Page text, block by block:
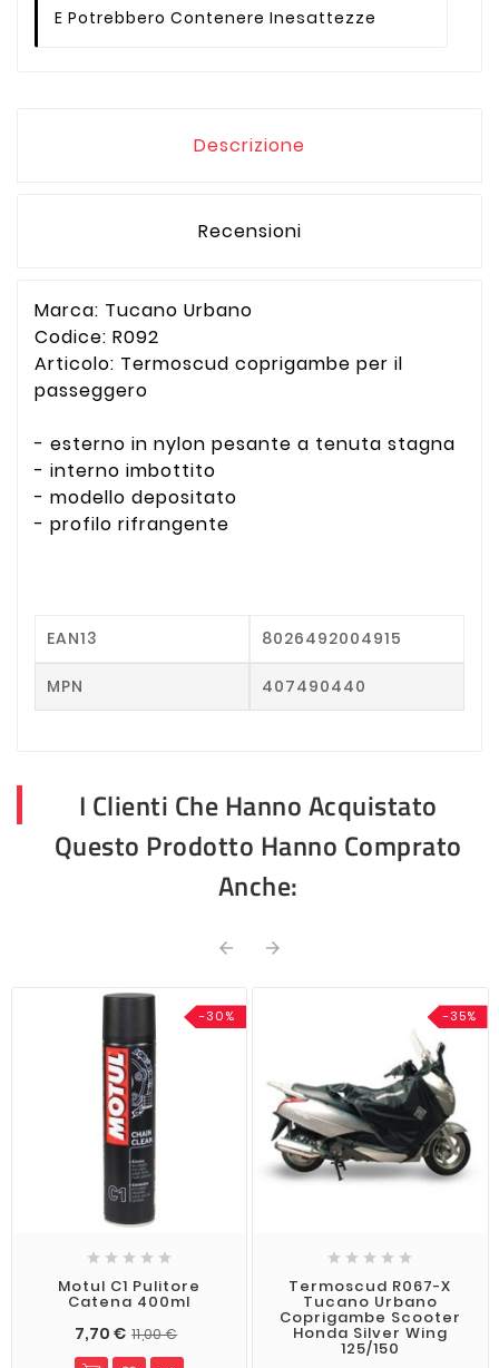
E Potrebbero Contenere Inesattezze
Descrizione
Recensioni
Marca: Tucano Urbano
Codice: R092
Articolo: Termoscud coprigambe per il
passeggero
- esterno in nylon pesante a tenuta stagna
- interno imbottito
- modello depositato
- profilo rifrangente
EAN13 8026492004915
MPN 407490440
I Clienti Che Hanno Acquistato
Questo Prodotto Hanno Comprato
Anche:
 
-30%
    
Motul C1 Pulitore
Catena 400ml
7,70 € 11,00 €
-35%
    
Termoscud R067-X
Tucano Urbano
Coprigambe Scooter
Honda Silver Wing
125/150